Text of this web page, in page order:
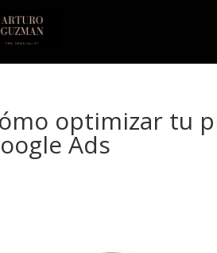
optimizar tu
Ads